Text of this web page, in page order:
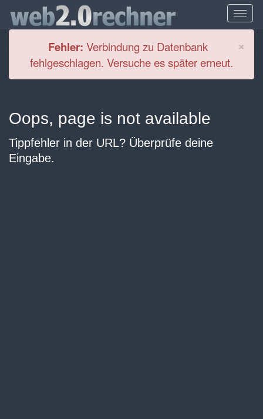
×
Fehler: Verbindung zu Datenbank
fehlgeschlagen. Versuche es später erneut.
Oops, page is not available
Tippfehler in der URL? Überprüfe deine
Eingabe.